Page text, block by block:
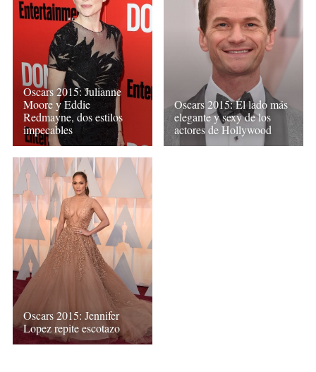
Oscars 2015: Julianne
Moore y Eddie
Redmayne, dos estilos
impecables
Oscars 2015: El lado más
elegante y sexy de los
actores de Hollywood
Oscars 2015: Jennifer
Lopez repite escotazo